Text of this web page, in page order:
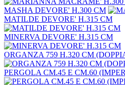
MASHA DEVORE' H.300 CM
MATILDE DEVORE' H.315 CM
MINERVA DEVORE' H.315 CM
ORGANZA 759 H.320 CM
PERGOLA CM.45 E CM.60